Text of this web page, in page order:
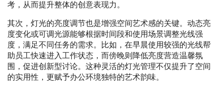
考，从而提升整体的创意表现力。
其次，灯光的亮度调节也是增强空间艺术感的关键。动态亮
度变化或可调光源能够根据时间段和使用场景调整光线强
度，满足不同任务的需求。比如，在早晨使用较强的光线帮
助员工快速进入工作状态，而傍晚则降低亮度营造温馨氛
围，促进创新型讨论。这种灵活的灯光管理不仅提升了空间
的实用性，更赋予办公环境独特的艺术韵味。